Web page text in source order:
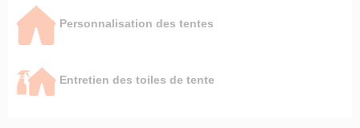
Personnalisation des tentes
Entretien des toiles de tente